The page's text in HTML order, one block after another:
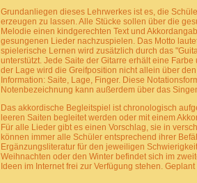
Grundanliegen dieses Lehrwerkes ist es, die
erzeugen zu lassen. Alle Stücke sollen über die
Melodie einen kindgerechten Text und
gesungenen Lieder nachzuspielen. Das Motto
spielerische Lernen wird zusätzlich durch das
unterstützt. Jede Saite der Gitarre erhält eine
der Lage wird die Greifposition nicht allein über
Information: Saite, Lage, Finger. Diese
Notenbezeichnung kann außerdem über das
Das akkordische Begleitspiel ist chronologisch
leeren Saiten begleitet werden oder mit einem
Für alle Lieder gibt es einen Vorschlag, sie in
können immer alle Schüler entsprechend ihrer
Ergänzungsliteratur für den jeweiligen
Weihnachten oder den Winter befindet sich im
Ideen im Internet frei zur Verfügung stehen.